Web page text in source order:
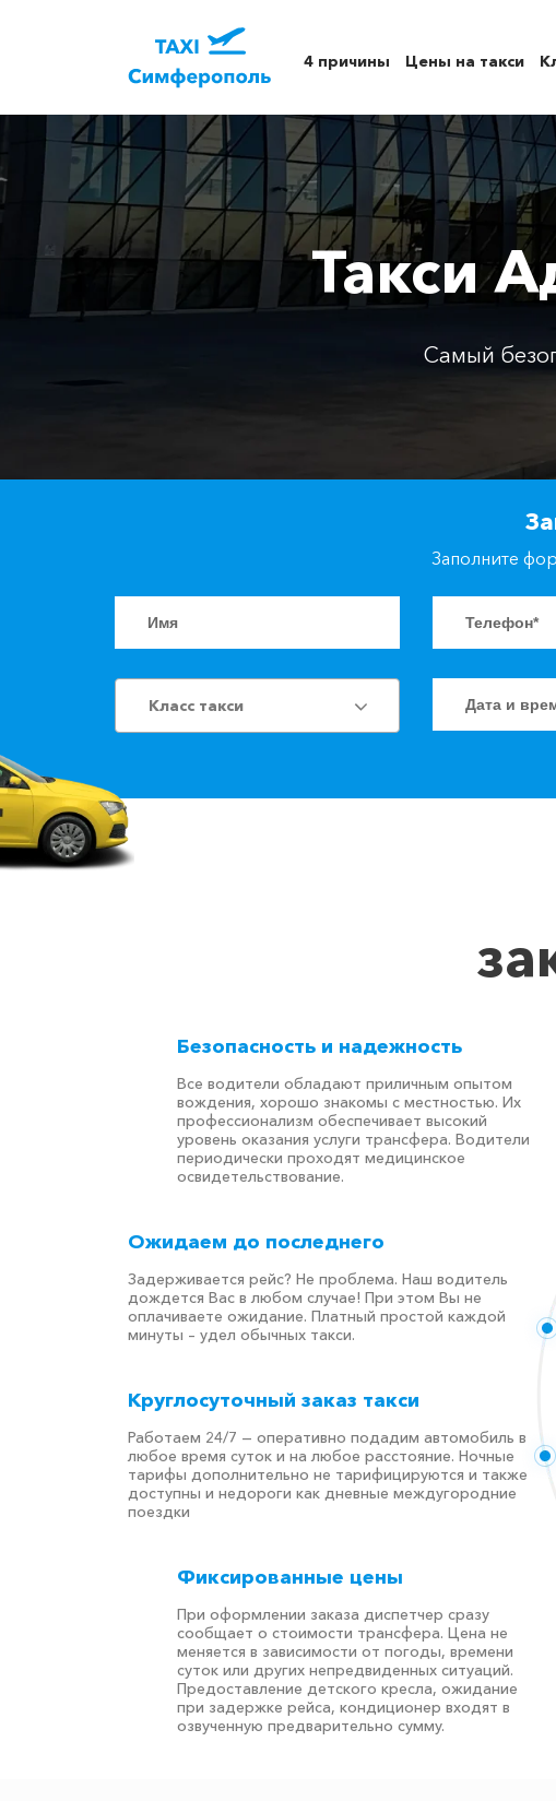
4 причины Цены на такси
Такси
Самый
Заполните
Класс такси
Безопасность и надежность
Все водители обладают приличным опытом
вождения, хорошо знакомы с местностью. Их
профессионализм обеспечивает высокий
уровень оказания услуги трансфера. Водители
периодически проходят медицинское
освидетельствование.
Ожидаем до последнего
Задерживается рейс? Не проблема. Наш водитель
дождется Вас в любом случае! При этом Вы не
оплачиваете ожидание. Платный простой каждой
минуты – удел обычных такси.
Круглосуточный заказ такси
Работаем 24/7 — оперативно подадим автомобиль в
любое время суток и на любое расстояние. Ночные
тарифы дополнительно не тарифицируются и также
доступны и недороги как дневные междугородние
поездки
Фиксированные цены
При оформлении заказа диспетчер сразу
сообщает о стоимости трансфера. Цена не
меняется в зависимости от погоды, времени
суток или других непредвиденных ситуаций.
Предоставление детского кресла, ожидание
при задержке рейса, кондиционер входят в
озвученную предварительно сумму.